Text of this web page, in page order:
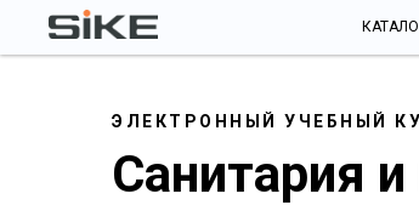
ЭЛЕКТРОННЫЙ УЧЕБНЫЙ
Санитария и